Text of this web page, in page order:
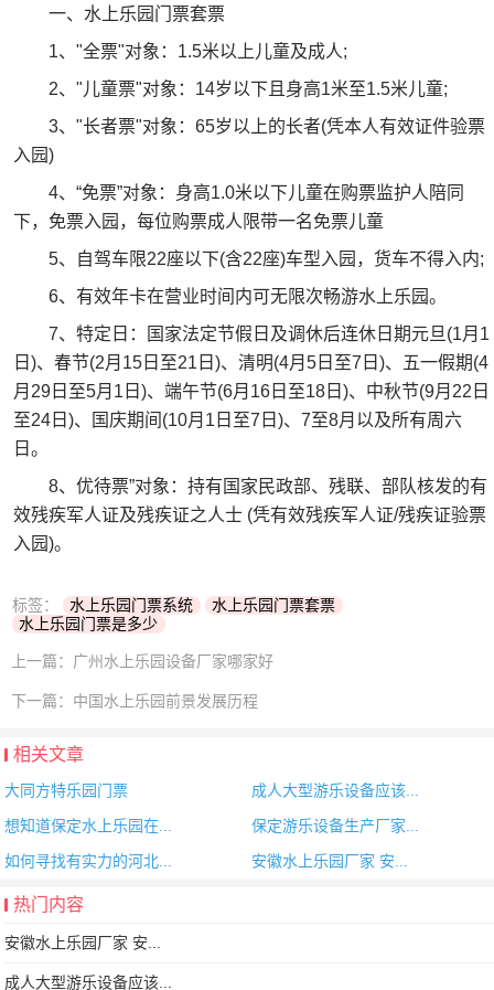
一、水上乐园门票套票
1、"全票"对象：1.5米以上儿童及成人;
2、"儿童票"对象：14岁以下且身高1米至1.5米儿童;
3、"长者票"对象：65岁以上的长者(凭本人有效证件验票
入园)
4、“免票”对象：身高1.0米以下儿童在购票监护人陪同
下，免票入园，每位购票成人限带一名免票儿童
5、自驾车限22座以下(含22座)车型入园，货车不得入内;
6、有效年卡在营业时间内可无限次畅游水上乐园。
7、特定日：国家法定节假日及调休后连休日期元旦(1月1
日)、春节(2月15日至21日)、清明(4月5日至7日)、五一假期(4
月29日至5月1日)、端午节(6月16日至18日)、中秋节(9月22日
至24日)、国庆期间(10月1日至7日)、7至8月以及所有周六
日。
8、优待票”对象：持有国家民政部、残联、部队核发的有
效残疾军人证及残疾证之人士 (凭有效残疾军人证/残疾证验票
入园)。
标签： 水上乐园门票系统
水上乐园门票套票
水上乐园门票是多少
上一篇： 广州水上乐园设备厂家哪家好
下一篇： 中国水上乐园前景发展历程
相关文章
大同方特乐园门票
成人大型游乐设备应该...
想知道保定水上乐园在...
保定游乐设备生产厂家...
如何寻找有实力的河北...
安徽水上乐园厂家 安...
热门内容
安徽水上乐园厂家 安...
成人大型游乐设备应该...